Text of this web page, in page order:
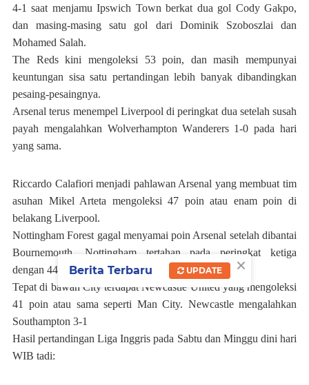
4-1 saat menjamu Ipswich Town berkat dua gol Cody Gakpo,
dan masing-masing satu gol dari Dominik Szoboszlai dan
Mohamed Salah.
The Reds kini mengoleksi 53 poin, dan masih mempunyai
keuntungan sisa satu pertandingan lebih banyak dibandingkan
pesaing-pesaingnya.
Arsenal terus menempel Liverpool di peringkat dua setelah susah
payah mengalahkan Wolverhampton Wanderers 1-0 pada hari
yang sama.
Riccardo Calafiori menjadi pahlawan Arsenal yang membuat tim
asuhan Mikel Arteta mengoleksi 47 poin atau enam poin di
belakang Liverpool.
Nottingham Forest gagal menyamai poin Arsenal setelah dibantai
Bournemouth. Nottingham tertahan pada peringkat ketiga
dengan 44 poin.
Tepat di bawah City terdapat Newcastle United yang mengoleksi
41 poin atau sama seperti Man City. Newcastle mengalahkan
Southampton 3-1
Hasil pertandingan Liga Inggris pada Sabtu dan Minggu dini hari
WIB tadi:
×
Berita Terbaru UPDATE